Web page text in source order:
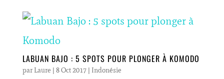
LABUAN BAJO : 5 SPOTS POUR PLONGER À KOMODO
par Laure | 8 Oct 2017| Indonésie